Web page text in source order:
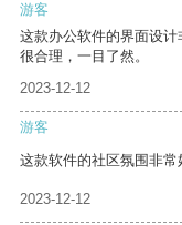
游客
这款办公软件的界面设
很合理，一目了然。
2023-12-12
游客
这款软件的社区氛围非常
2023-12-12